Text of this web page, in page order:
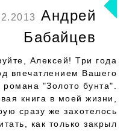
Андрей
Бабайцев
Алексей! Три года
впечатлением Вашего
романа "Золото бунта".
книга в моей жизни,
сразу же захотелось
как только закрыл